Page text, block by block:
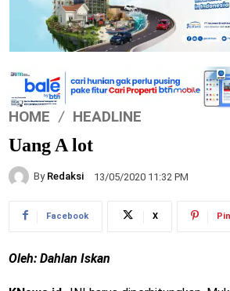
HOME HEADLINE
Uang A lot
By Redaksi 13/05/2020 11:32 PM
Facebook X
Oleh: Dahlan Iskan